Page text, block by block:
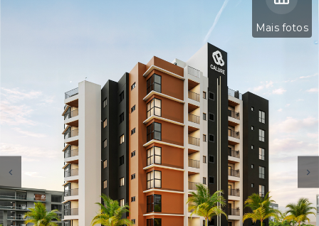
Mais fotos